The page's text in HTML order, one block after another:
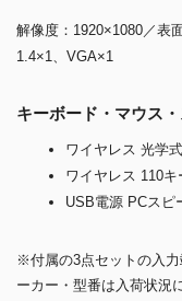
解像度：1920×1080／表
1.4×1、VGA×1
キーボード・マウス
ワイヤレス 光学
ワイヤレス 110
USB電源 PCスピ
※付属の3点セットの入
ーカー・型番は入荷状況